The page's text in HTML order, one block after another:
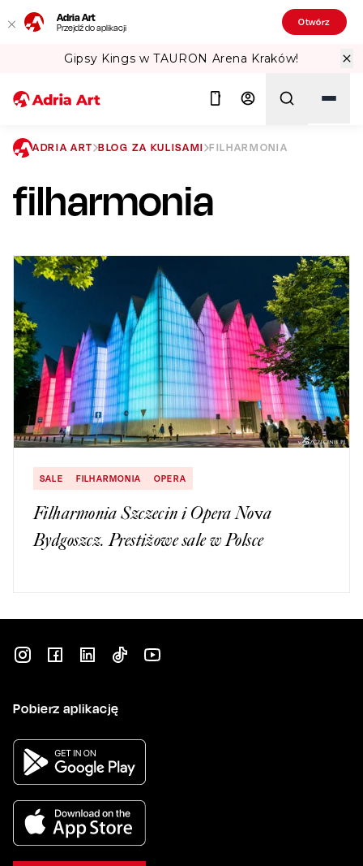
Adria Art
Przejdź do aplikacji Otwórz
Kraków! Sprawdź Teatralne
Szukaj
ADRIA ART BLOG ZA KULISAMI FILHARMONIA
filharmonia
SALE FILHARMONIA OPERA
Filharmonia Szczecin i Opera Nova
Bydgoszcz. Prestiżowe sale w Polsce
Pobierz aplikację